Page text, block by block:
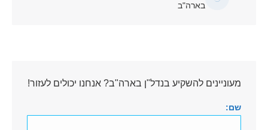
בארה"ב
מעוניינים להשקיע בנדל"ן בארה"ב? אנחנו יכולים לעזור!
שם: